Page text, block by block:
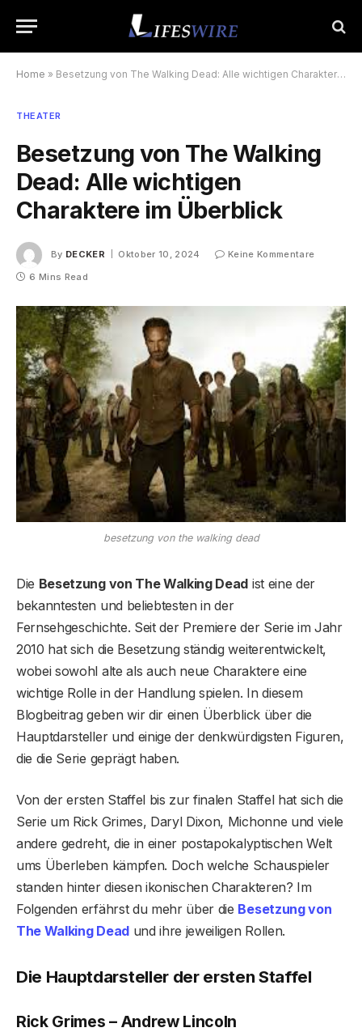
Home » Besetzung von The Walking Dead: Alle wichtigen Charaktere im Überblick
THEATER
Besetzung von The Walking
Dead: Alle wichtigen
Charaktere im Überblick
By DECKER Oktober 10, 2024
Keine Kommentare
6 Mins Read
besetzung von the walking dead
Die Besetzung von The Walking Dead ist eine der
bekanntesten und beliebtesten in der
Fernsehgeschichte. Seit der Premiere der Serie im Jahr
2010 hat sich die Besetzung ständig weiterentwickelt,
wobei sowohl alte als auch neue Charaktere eine
wichtige Rolle in der Handlung spielen. In diesem
Blogbeitrag geben wir dir einen Überblick über die
Hauptdarsteller und einige der denkwürdigsten Figuren,
die die Serie geprägt haben.
Von der ersten Staffel bis zur finalen Staffel hat sich die
Serie um Rick Grimes, Daryl Dixon, Michonne und viele
andere gedreht, die in einer postapokalyptischen Welt
ums Überleben kämpfen. Doch welche Schauspieler
standen hinter diesen ikonischen Charakteren? Im
Folgenden erfährst du mehr über die Besetzung von
The Walking Deadund ihre jeweiligen Rollen.
Die Hauptdarsteller der ersten Staffel
Rick Grimes – Andrew Lincoln